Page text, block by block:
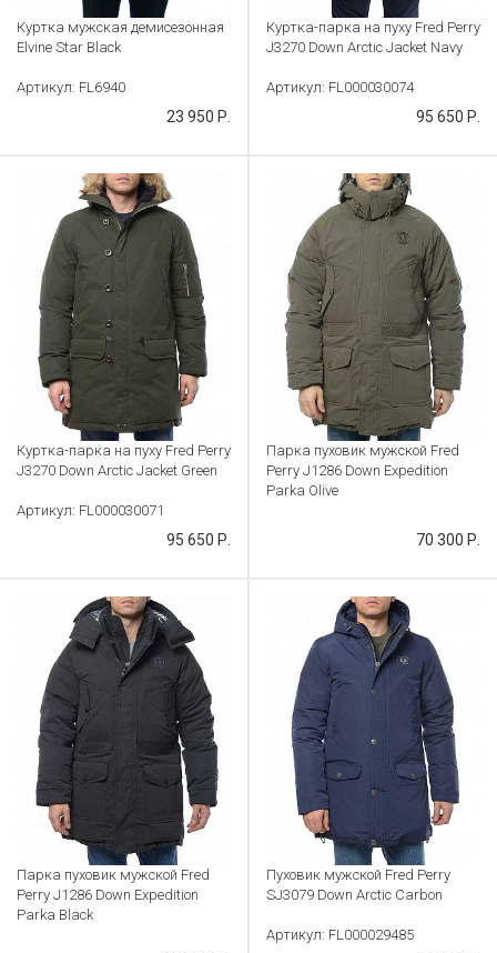
Куртка мужская демисезонная
Elvine Star Black
Артикул: FL6940
23 950 Р.
Куртка-парка на пуху Fred Perry
J3270 Down Arctic Jacket Navy
Артикул: FL000030074
95 650 Р.
Куртка-парка на пуху Fred Perry
J3270 Down Arctic Jacket Green
Артикул: FL000030071
95 650 Р.
Парка пуховик мужской Fred
Perry J1286 Down Expedition
Parka Olive
70 300 Р.
Парка пуховик мужской Fred
Perry J1286 Down Expedition
Parka Black
Пуховик мужской Fred Perry
SJ3079 Down Arctic Carbon
Артикул: FL000029485